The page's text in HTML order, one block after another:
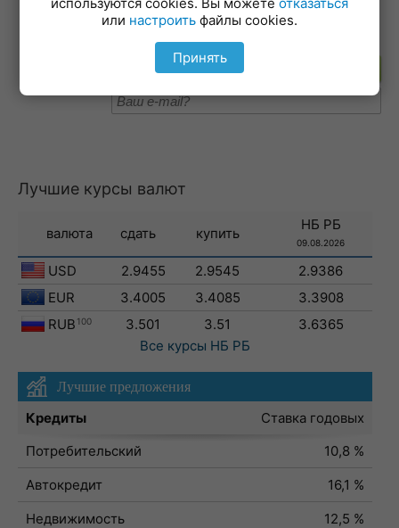
19-02-2026
Подпишитесь на рассылку
Лучшие курсы валют
валюта сдать купить
НБ РБ
09.08.2026
USD 2.9455 2.9545
2.9386
EUR
3.4005 3.4085
3.3908
RUB 100 3.501 3.51
3.6365
Все курсы НБ РБ
Лучшие предложения
Кредиты
Ставка годовых
Потребительский
10,8 %
Автокредит
16,1 %
Недвижимость
12,5 %
или настроить файлы cookies.
Принять